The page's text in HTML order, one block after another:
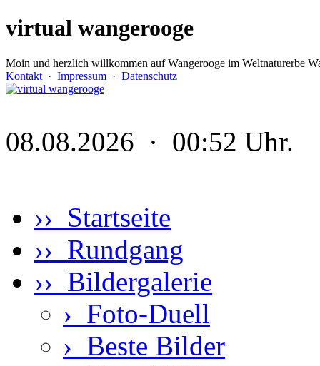
virtual wangerooge
Moin und herzlich willkommen auf Wangerooge im Weltnaturerbe
Kontakt · Impressum · Datenschutz
08.08.2026 · 00:52 Uhr.
›› Startseite
›› Rundgang
›› Bildergalerie
› Foto-Duell
› Beste Bilder